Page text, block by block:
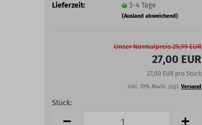
Passwort vergessen?
Lieferzeit:
3-4 Tage
(Ausland abweichend)
Unser Normalpreis 29,99 EUR
27,00 EUR
27,00 EUR pro Stück
inkl. 19% MwSt. zzgl. Versand
Stück:
Stück